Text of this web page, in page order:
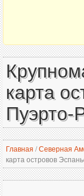
карта
Пуэрто-
Главная /Северная
карта островов